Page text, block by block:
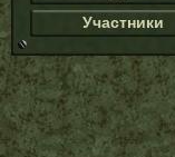
Участники